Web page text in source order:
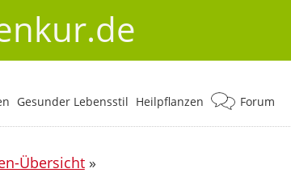
Gesunder Lebensstil Heilpflanzen Forum
Übersicht»